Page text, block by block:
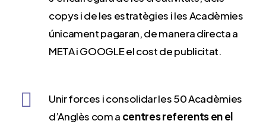
copys i de les estratègies i les Acadèmies
únicament pagaran, de manera directa a
META i GOOGLE el cost de publicitat.
Unir forces i consolidar les 50 Acadèmies
d’Anglès com a centres referents en el